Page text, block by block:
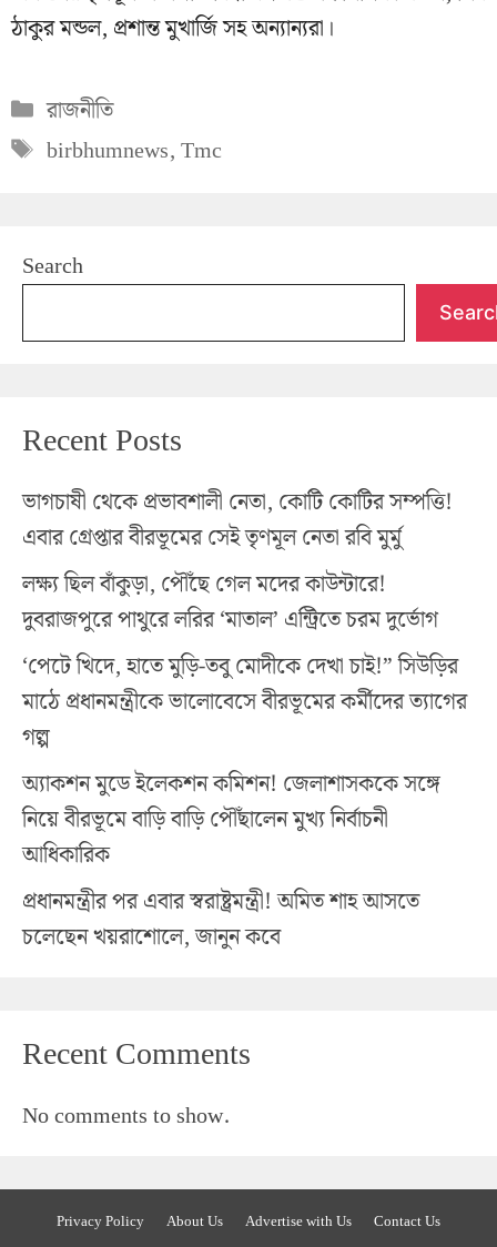
ঠাকুর মন্ডল, প্রশান্ত মুখার্জি সহ অন্যান্যরা।
Categories
রাজনীতি
Tags
birbhumnews,Tmc
Search
Recent Posts
ভাগচাষী থেকে প্রভাবশালী নেতা, কোটি কোটির সম্পত্তি!
এবার গ্রেপ্তার বীরভূমের সেই তৃণমূল নেতা রবি মুর্মু
লক্ষ্য ছিল বাঁকুড়া, পৌঁছে গেল মদের কাউন্টারে!
দুবরাজপুরে পাথুরে লরির ‘মাতাল’ এন্ট্রিতে চরম দুর্ভোগ
‘পেটে খিদে, হাতে মুড়ি-তবু মোদীকে দেখা চাই!” সিউড়ির
মাঠে প্রধানমন্ত্রীকে ভালোবেসে বীরভূমের কর্মীদের ত্যাগের
গল্প
অ্যাকশন মুডে ইলেকশন কমিশন! জেলাশাসককে সঙ্গে
নিয়ে বীরভূমে বাড়ি বাড়ি পৌঁছালেন মুখ্য নির্বাচনী
আধিকারিক
প্রধানমন্ত্রীর পর এবার স্বরাষ্ট্রমন্ত্রী! অমিত শাহ আসতে
চলেছেন খয়রাশোলে, জানুন কবে
Recent Comments
No comments to show.
Privacy Policy About Us Advertise with Us Contact Us